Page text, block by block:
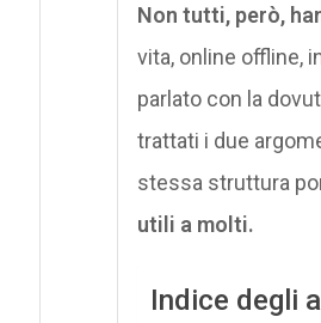
Non tutti, però,
vita, online offline,
parlato con la
trattati i due
stessa struttura
utili a molti.
Indice degli